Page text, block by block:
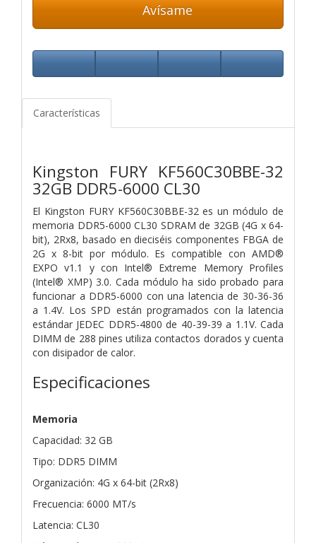
Avísame
Características
Kingston FURY KF560C30BBE-32
32GB DDR5-6000 CL30
El Kingston FURY KF560C30BBE-32 es un módulo de
memoria DDR5-6000 CL30 SDRAM de 32GB (4G x 64-
bit), 2Rx8, basado en dieciséis componentes FBGA de
2G x 8-bit por módulo. Es compatible con AMD®
EXPO v1.1 y con Intel® Extreme Memory Profiles
(Intel® XMP) 3.0. Cada módulo ha sido probado para
funcionar a DDR5-6000 con una latencia de 30-36-36
a 1.4V. Los SPD están programados con la latencia
estándar JEDEC DDR5-4800 de 40-39-39 a 1.1V. Cada
DIMM de 288 pines utiliza contactos dorados y cuenta
con disipador de calor.
Especificaciones
Memoria
Capacidad: 32 GB
Tipo: DDR5 DIMM
Organización: 4G x 64-bit (2Rx8)
Frecuencia: 6000 MT/s
Latencia: CL30